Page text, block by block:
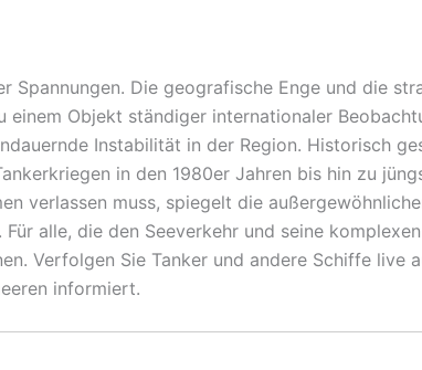
Die geografische Enge und die
Objekt ständiger internationaler
Instabilität in der Region. Historisch
in den 1980er Jahren bis hin zu
verlassen muss, spiegelt die
alle, die den Seeverkehr und seine
Verfolgen Sie Tanker und andere Schiffe live
informiert.